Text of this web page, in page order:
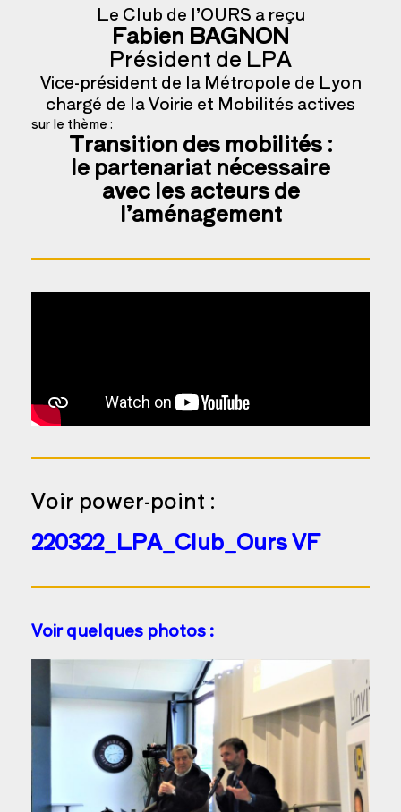
Le Club de l’OURS a reçu
Fabien BAGNON
Président de LPA
Vice-président de la Métropole de Lyon
chargé de la Voirie et Mobilités actives
sur le thème :
Transition des mobilités :
le partenariat nécessaire
avec les acteurs de
l’aménagement
Voir power-point :
220322_LPA_Club_Ours VF
Voir quelques photos :